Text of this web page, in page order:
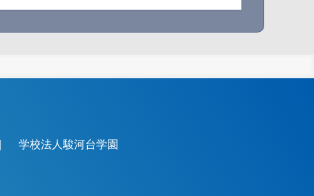
学校法人駿河台学園